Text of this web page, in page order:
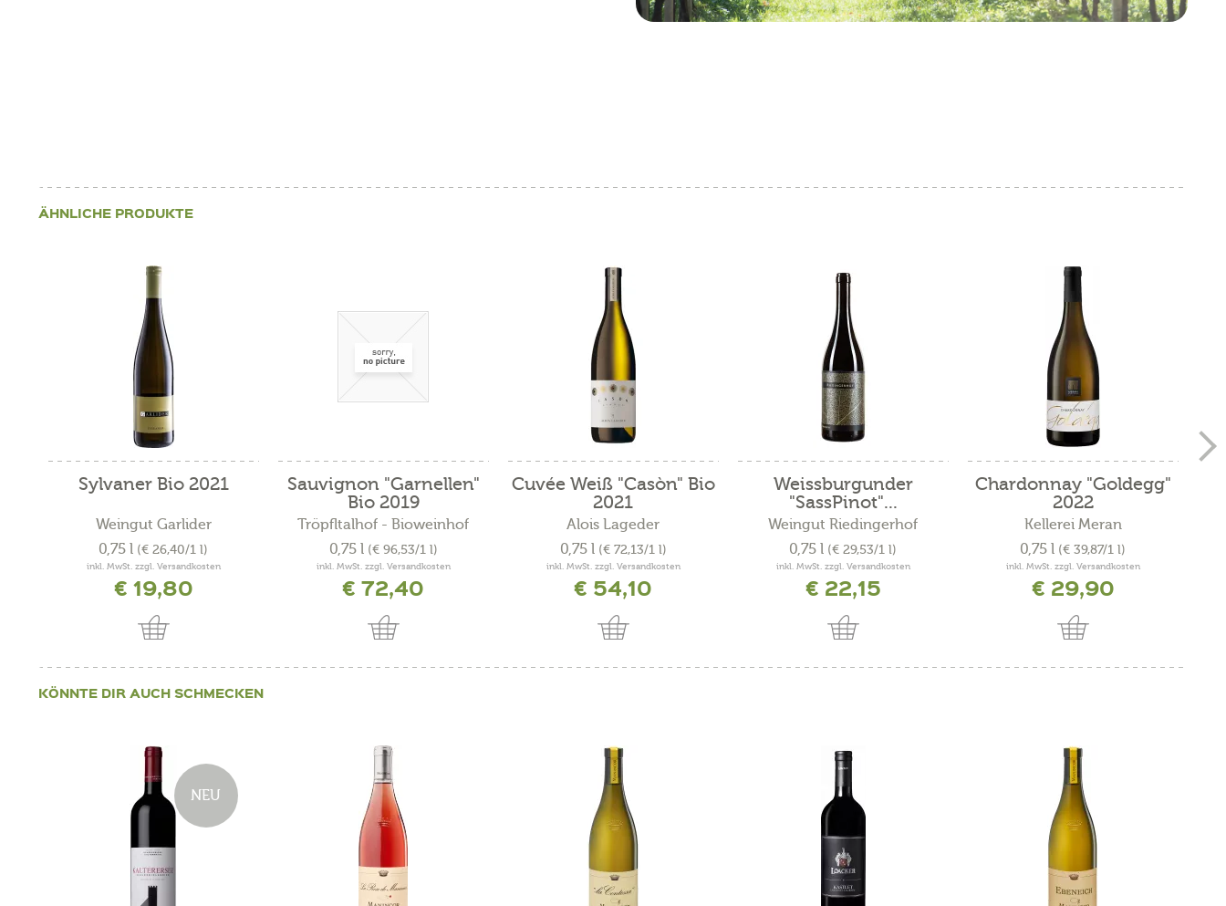
ÄHNLICHE PRODUKTE
Sylvaner Bio 2021
Weingut Garlider
0,75 l (€ 26,40/1 l)
inkl. MwSt. zzgl. Versandkosten
€ 19,80
Sauvignon "Garnellen"
Bio 2019
Tröpfltalhof - Bioweinhof
0,75 l (€ 96,53/1 l)
inkl. MwSt. zzgl. Versandkosten
€ 72,40
Cuvée Weiß "Casòn" Bio
2021
Alois Lageder
0,75 l (€ 72,13/1 l)
inkl. MwSt. zzgl. Versandkosten
€ 54,10
Weissburgunder
"SassPinot"...
Weingut Riedingerhof
0,75 l (€ 29,53/1 l)
inkl. MwSt. zzgl. Versandkosten
€ 22,15
Chardonnay "Goldegg"
2022
Kellerei Meran
0,75 l (€ 39,87/1 l)
inkl. MwSt. zzgl. Versandkosten
€ 29,90
KÖNNTE DIR AUCH SCHMECKEN
NEU